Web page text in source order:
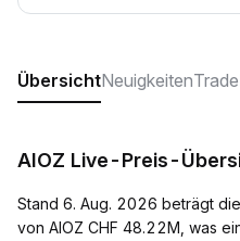
ÜbersichtNeuigkeitenTrade
AIOZ Live-Preis-
Stand 6. Aug. 2026 beträgt
von AIOZ CHF 48.22M, was